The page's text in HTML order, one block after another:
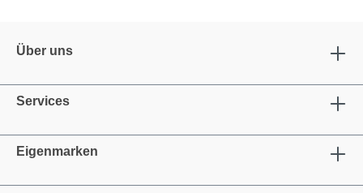
Über uns
Services
Eigenmarken